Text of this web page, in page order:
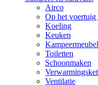
Airco
Op het voertuig
Koeling
Keuken
Toiletten
Schoonmaken
Ventilatie